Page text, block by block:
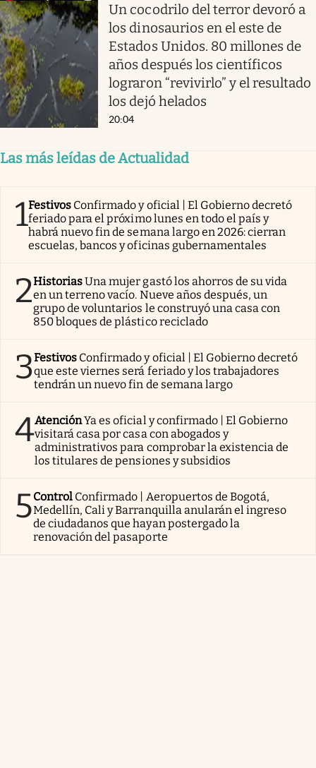
Un cocodrilo del terror devoró a
los dinosaurios en el este de
Estados Unidos. 80 millones de
años después los científicos
lograron “revivirlo” y el resultado
los dejó helados
20:04
Las más leídas de Actualidad
1Festivos Confirmado y oficial | El Gobierno decretó
feriado para el próximo lunes en todo el país y
habrá nuevo fin de semana largo en 2026: cierran
escuelas, bancos y oficinas gubernamentales
2HistoriasUna mujer gastó los ahorros de su vida
en un terreno vacío. Nueve años después, un
grupo de voluntarios le construyó una casa con
850 bloques de plástico reciclado
3Festivos Confirmado y oficial | El Gobierno decretó
que este viernes será feriado y los trabajadores
tendrán un nuevo fin de semana largo
4AtenciónYa es oficial y confirmado | El Gobierno
visitará casa por casa con abogados y
administrativos para comprobar la existencia de
los titulares de pensiones y subsidios
5Control Confirmado | Aeropuertos de Bogotá,
Medellín, Cali y Barranquilla anularán el ingreso
de ciudadanos que hayan postergado la
renovación del pasaporte